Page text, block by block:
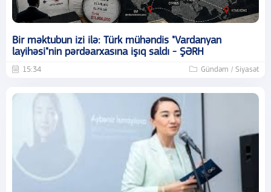
Bir məktubun izi ilə: Türk mühəndis "Vardanyan
layihəsi"nin pərdəarxasına işıq saldı - ŞƏRH
15:34 Gündəm / Siyasət